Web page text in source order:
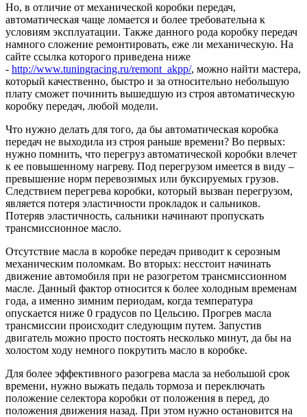
Но, в отличие от механической коробки передач,
автоматическая чаще ломается и более требовательна к
условиям эксплуатации. Также данного рода коробку передач
намного сложение ремонтировать, еже ли механическую. На
сайте ссылка которого приведена ниже
- http://www.tuningracing.ru/remont_akpp/, можно найти мастера,
который качественно, быстро и за относительно небольшую
плату сможет починить вышедшую из строя автоматическую
коробку передач, любой модели.
Что нужно делать для того, да бы автоматическая коробка
передач не выходила из строя раньше времени? Во первых:
нужно помнить, что перегруз автоматической коробки влечет
к ее повышенному нагреву. Под перегрузом имеется в виду –
превышение норм перевозимых или буксируемых грузов.
Следствием перегрева коробки, который вызван перегрузом,
является потеря эластичности прокладок и сальников.
Потеряв эластичность, сальники начинают пропускать
трансмиссионное масло.
Отсутствие масла в коробке передач приводит к серозным
механическим поломкам. Во вторых: несстоит начинать
движение автомобиля при не разогретом трансмиссионном
масле. Данный фактор относится к более холодным временам
года, а именно зимним периодам, когда температура
опускается ниже 0 градусов по Цельсию. Прогрев масла
трансмиссии происходит следующим путем. Запустив
двигатель можно просто постоять несколько минут, да бы на
холостом ходу немного покрутить масло в коробке.
Для более эффективного разогрева масла за небольшой срок
времени, нужно выжать педаль тормоза и переключать
положение селектора коробки от положения в перед, до
положения движения назад. При этом нужно остановится на